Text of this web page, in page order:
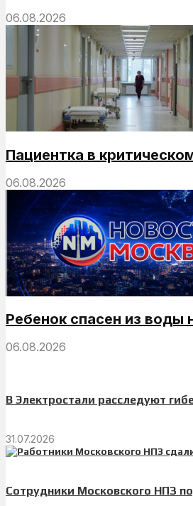
06.08.2026
Пациентка в
06.08.2026
Ребенок спасен из
06.08.2026
В Электростали расследуют
31.07.2026
Сотрудники Московского НПЗ